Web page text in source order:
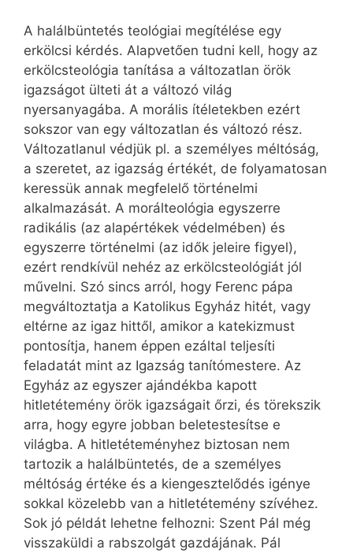
A halálbüntetés teológiai megítélése egy
erkölcsi kérdés. Alapvetően tudni kell, hogy az
erkölcsteológia tanítása a változatlan örök
igazságot ülteti át a változó világ
nyersanyagába. A morális ítéletekben ezért
sokszor van egy változatlan és változó rész.
Változatlanul védjük pl. a személyes méltóság,
a szeretet, az igazság értékét, de folyamatosan
keressük annak megfelelő történelmi
alkalmazását. A morálteológia egyszerre
radikális (az alapértékek védelmében) és
egyszerre történelmi (az idők jeleire figyel),
ezért rendkívül nehéz az erkölcsteológiát jól
művelni. Szó sincs arról, hogy Ferenc pápa
megváltoztatja a Katolikus Egyház hitét, vagy
eltérne az igaz hittől, amikor a katekizmust
pontosítja, hanem éppen ezáltal teljesíti
feladatát mint az Igazság tanítómestere. Az
Egyház az egyszer ajándékba kapott
hitletétemény örök igazságait őrzi, és törekszik
arra, hogy egyre jobban beletestesítse e
világba. A hitletéteményhez biztosan nem
tartozik a halálbüntetés, de a személyes
méltóság értéke és a kiengesztelődés igénye
sokkal közelebb van a hitletétemény szívéhez.
Sok jó példát lehetne felhozni: Szent Pál még
visszaküldi a rabszolgát gazdájának. Pál